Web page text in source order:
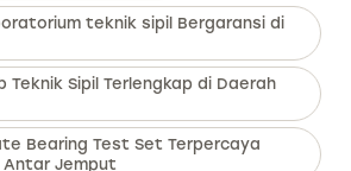
teknik sipil Bergaransi di
Teknik Sipil Terlengkap di Daerah
Bearing Test Set Terpercaya
Antar Jemput